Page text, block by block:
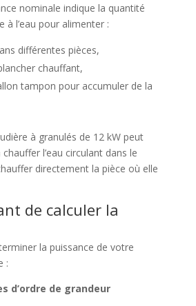
nominale indique la quantité
à l’eau pour alimenter :
différentes pièces,
chauffant,
tampon pour accumuler de la
à granulés de 12 kW peut
l’eau circulant dans le
directement la pièce où elle
de calculer la
la puissance de votre
:
d’ordre de grandeur